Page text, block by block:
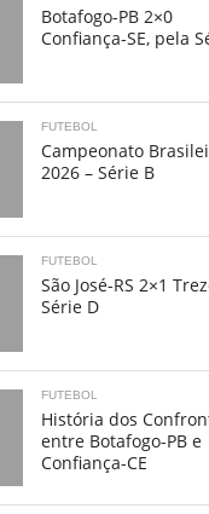
Botafogo-PB 2×0
Confiança-SE, pela
FUTEBOL
Campeonato
2026 – Série B
FUTEBOL
São José-RS 2×1
Série D
FUTEBOL
História dos
entre Botafogo-PB e
Confiança-CE